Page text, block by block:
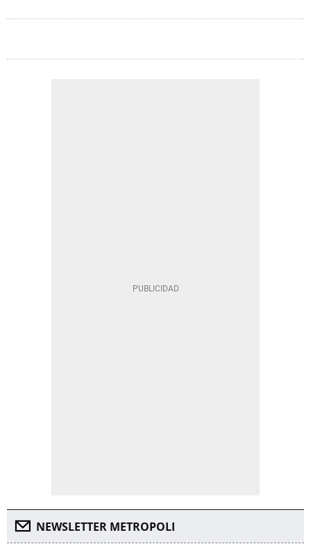
NEWSLETTER METROPOLI